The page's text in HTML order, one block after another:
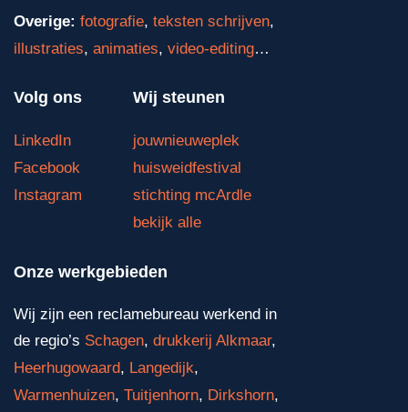
Overige: fotografie, teksten schrijven,
illustraties, animaties, video-editing…
Volg ons
LinkedIn
Facebook
Instagram
Wij steunen
jouwnieuweplek
huisweidfestival
stichting mcArdle
bekijk alle
Onze werkgebieden
Wij zijn een reclamebureau werkend in
de regio’s Schagen, drukkerij Alkmaar,
Heerhugowaard, Langedijk,
Warmenhuizen, Tuitjenhorn, Dirkshorn,